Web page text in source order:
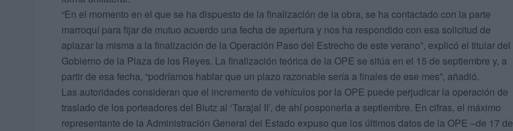
“En el momento en el que se ha dispuesto de la finalización de la obra, se ha contactado con la parte
marroquí para fijar de mutuo acuerdo una fecha de apertura y nos ha respondido con esa solicitud de
aplazar la misma a la finalización de la Operación Paso del Estrecho de este verano”, explicó el titular del
Gobierno de la Plaza de los Reyes. La finalización teórica de la OPE se sitúa en el 15 de septiembre y, a
partir de esa fecha, “podríamos hablar que un plazo razonable sería a finales de ese mes”, añadió.
Las autoridades consideran que el incremento de vehículos por la OPE puede perjudicar la operación de
traslado de los porteadores del Biutz al ‘Tarajal II’, de ahí posponerla a septiembre. En cifras, el máximo
representante de la Administración General del Estado expuso que los últimos datos de la OPE –de 17 de